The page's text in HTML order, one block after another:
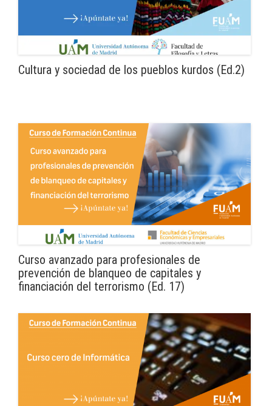
Cultura y sociedad de los pueblos kurdos (Ed.2)
Curso avanzado para profesionales de
prevención de blanqueo de capitales y
financiación del terrorismo (Ed. 17)